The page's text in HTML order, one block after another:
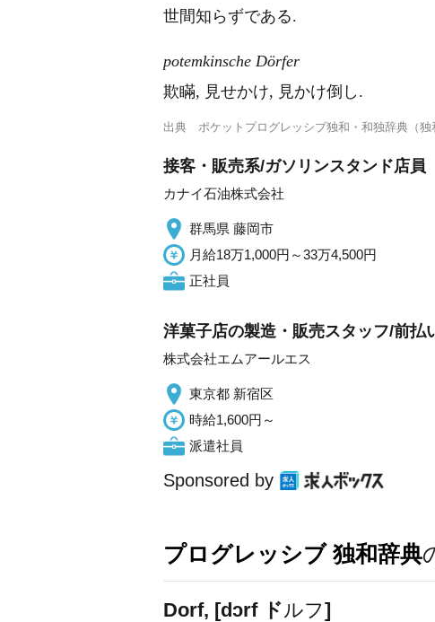
世間知らずである.
potemkinsche Dörfer
欺瞞, 見せかけ, 見かけ倒し.
出典 ポケットプログレッシブ独和・和独辞典（独
接客・販売系/ガソリンスタンド店員
カナイ石油株式会社
群馬県 藤岡市
月給18万1,000円～33万4,500円
正社員
洋菓子店の製造・販売スタッフ/前払
株式会社エムアールエス
東京都 新宿区
時給1,600円～
派遣社員
Sponsored by
プログレッシブ 独和辞典
Dorf, [dɔrf ド ルフ]